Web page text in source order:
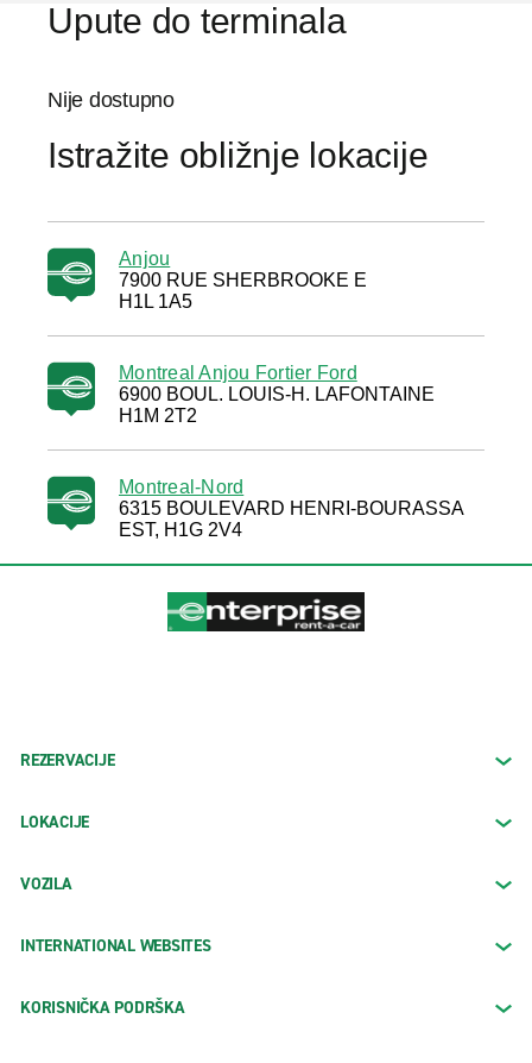
Upute do terminala
Nije dostupno
Istražite obližnje lokacije
Anjou
7900 RUE SHERBROOKE E
H1L 1A5
Montreal Anjou Fortier Ford
6900 BOUL. LOUIS-H. LAFONTAINE
H1M 2T2
Montreal-Nord
6315 BOULEVARD HENRI-BOURASSA
EST, H1G 2V4
REZERVACIJE
LOKACIJE
VOZILA
INTERNATIONAL WEBSITES
KORISNIČKA PODRŠKA